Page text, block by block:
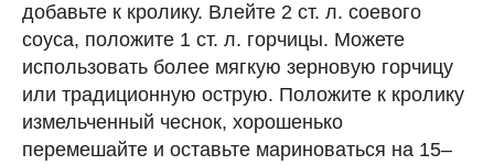
добавьте к кролику. Влейте 2 ст. л. соевого
соуса, положите 1 ст. л. горчицы. Можете
использовать более мягкую зерновую горчицу
или традиционную острую. Положите к кролику
измельченный чеснок, хорошенько
перемешайте и оставьте мариноваться на 15–